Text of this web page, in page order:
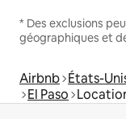
* Des exclusions
géographiques et
Airbnb États-
El Paso